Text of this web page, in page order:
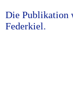
Die Publikation
Federkiel.